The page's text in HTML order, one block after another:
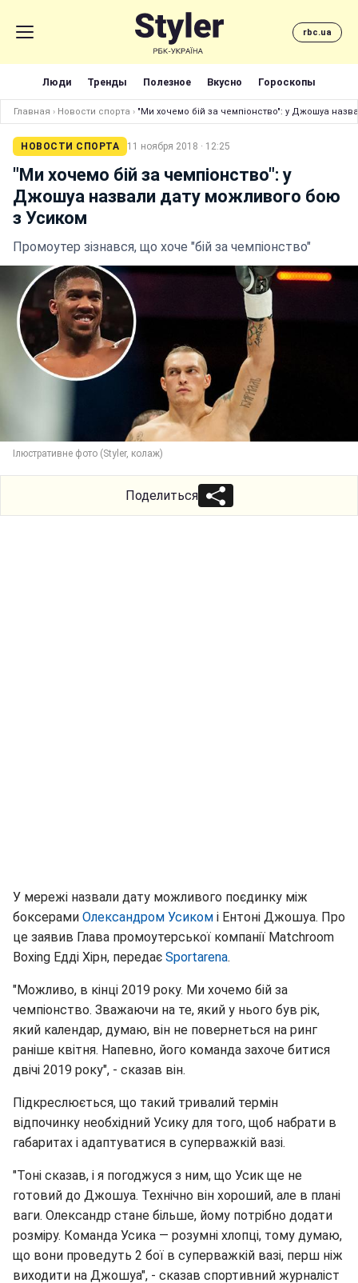
rbc.ua
Люди Тренды Полезное Вкусно Гороскопы
Главная › Новости спорта › "Ми хочемо бій за чемпіонство": у Джошуа
НОВОСТИ СПОРТА 11 ноября 2018 · 12:25
"Ми хочемо бій за чемпіонство": у
Джошуа назвали дату можливого бою
з Усиком
Промоутер зізнався, що хоче "бій за чемпіонство"
Ілюстративне фото (Styler, колаж)
Поделиться
У мережі назвали дату можливого поєдинку між
боксерами Олександром Усиком і Ентоні Джошуа. Про
це заявив Глава промоутерської компанії Matchroom
Boxing Едді Хірн, передає Sportarena.
"Можливо, в кінці 2019 року. Ми хочемо бій за
чемпіонство. Зважаючи на те, який у нього був рік,
який календар, думаю, він не повернеться на ринг
раніше квітня. Напевно, його команда захоче битися
двічі 2019 року", - сказав він.
Підкреслюється, що такий тривалий термін
відпочинку необхідний Усику для того, щоб набрати в
габаритах і адаптуватися в суперважкій вазі.
"Тоні сказав, і я погоджуся з ним, що Усик ще не
готовий до Джошуа. Технічно він хороший, але в плані
ваги. Олександр стане більше, йому потрібно додати
розміру. Команда Усика — розумні хлопці, тому думаю,
що вони проведуть 2 бої в суперважкій вазі, перш ніж
виходити на Джошуа", - сказав спортивний журналіст